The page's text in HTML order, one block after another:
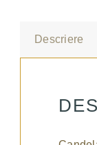
Descriere